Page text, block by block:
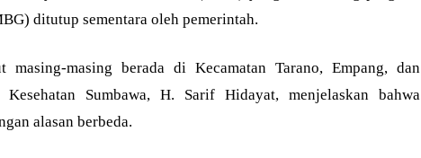
ditutup sementara oleh pemerintah.
masing-masing berada di Kecamatan Tarano, Empang, dan
Sumbawa, H. Sarif Hidayat, menjelaskan bahwa
alasan berbeda.